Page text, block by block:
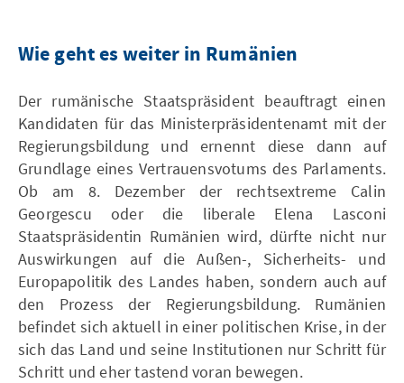
Wie geht es weiter in Rumänien
Der rumänische Staatspräsident beauftragt einen
Kandidaten für das Ministerpräsidentenamt mit der
Regierungsbildung und ernennt diese dann auf
Grundlage eines Vertrauensvotums des Parlaments.
Ob am 8. Dezember der rechtsextreme Calin
Georgescu oder die liberale Elena Lasconi
Staatspräsidentin Rumänien wird, dürfte nicht nur
Auswirkungen auf die Außen-, Sicherheits- und
Europapolitik des Landes haben, sondern auch auf
den Prozess der Regierungsbildung. Rumänien
befindet sich aktuell in einer politischen Krise, in der
sich das Land und seine Institutionen nur Schritt für
Schritt und eher tastend voran bewegen.